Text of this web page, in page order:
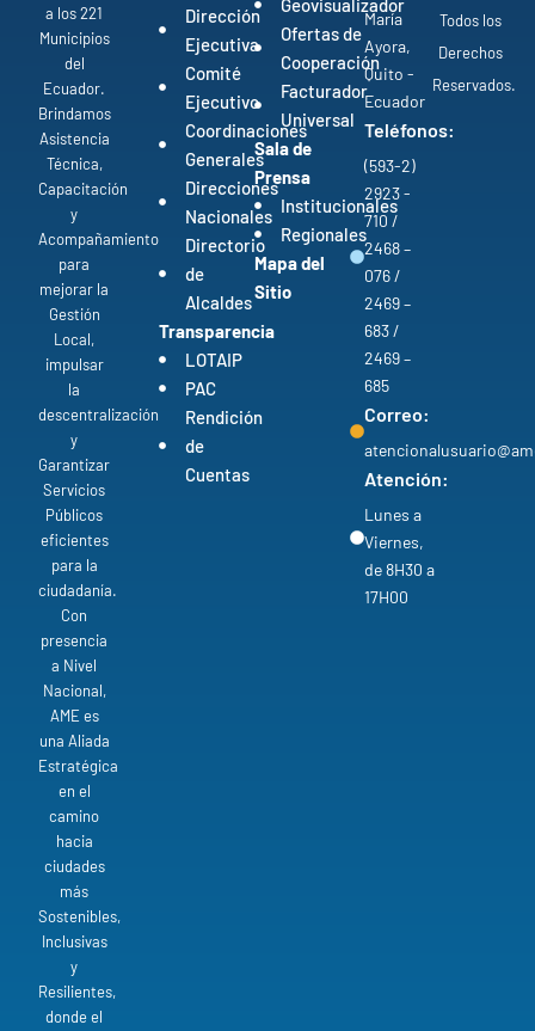
a los 221
Municipios
del
Ecuador.
Brindamos
Asistencia
Técnica,
Capacitación
y
Acompañamiento
para
mejorar la
Gestión
Local,
impulsar
la
descentralización
y
Garantizar
Servicios
Públicos
eficientes
para la
ciudadanía.
Con
presencia
a Nivel
Nacional,
AME es
una Aliada
Estratégica
en el
camino
hacia
ciudades
más
Sostenibles,
Inclusivas
y
Resilientes,
donde el
Dirección
Ejecutiva
Comité
Ejecutivo
Coordinaciones
Generales
Direcciones
Nacionales
Directorio
de
Alcaldes
Transparencia
LOTAIP
PAC
Rendición
de
Cuentas
Geovisualizador
Ofertas de
Cooperación
Facturador
Universal
Sala de
Prensa
Institucionales
Regionales
Mapa del
Sitio
María
Ayora,
Quito -
Ecuador
Teléfonos:
(593-2)
2923 -
710 /
2468 –
076 /
2469 –
683 /
2469 –
685
Correo:
Atención:
Lunes a
Viernes,
de 8H30 a
17H00
Todos los
Derechos
Reservados.